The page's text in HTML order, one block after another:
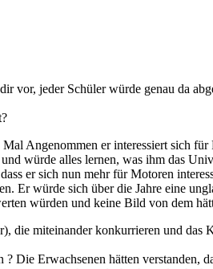
vor, jeder Schüler würde genau da
Angenommen er interessiert sich für
würde alles lernen, was ihm das
er sich nun mehr für Motoren
Er würde sich über die Jahre eine
würden und keine Bild von dem
die miteinander konkurrieren und
Die Erwachsenen hätten verstanden,